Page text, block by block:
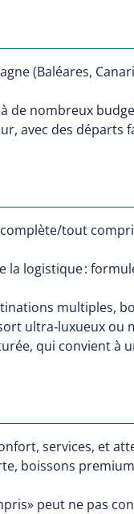
(Baléares,
de nombreux
avec des départs
complète/tout
la logistique :
multiples,
ultra‑luxueux ou
qui convient à
services, et
boissons
peut ne pas